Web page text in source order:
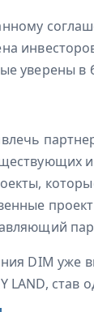
уверены
DIM уже
LAND,